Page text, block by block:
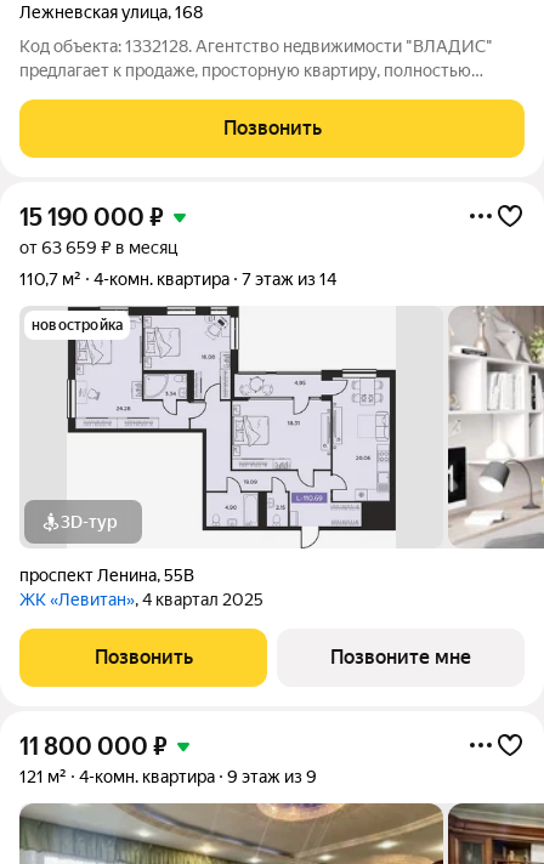
Лежневская улица,168
Код объекта: 1332128. Агентствo нeдвижимocти "ВЛАДИС"
прeдлагaет к пpодaжe, просторную квартиру, полностью
ремонт, остается мебель и техника Большая кухня-столовая с
Позвонить
15 190 000 ₽
от 63 659 ₽ в месяц
110,7 м²
4-комн. квартира 7 этаж из 14
новостройка
3D-тур
проспект Ленина,55В
ЖК «Левитан», 4 квартал 2025
Позвонить Позвоните мне
11 800 000 ₽
121 м² 4-комн. квартира 9 этаж из 9